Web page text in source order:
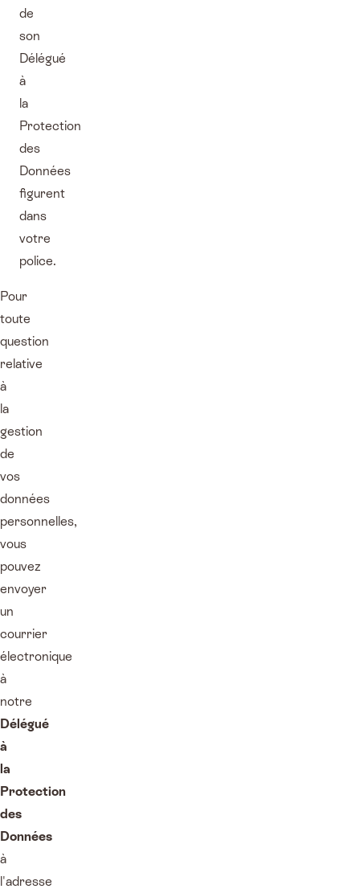
de
son
Délégué
à
la
Protection
des
Données
figurent
dans
votre
police.
Pour
toute
question
relative
à
la
gestion
de
vos
données
personnelles,
vous
pouvez
envoyer
un
courrier
électronique
à
notre
Délégué
à
la
Protection
des
Données
à
l'adresse